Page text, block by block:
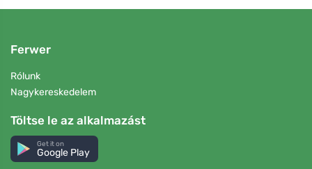
Ferwer
Rólunk
Nagykereskedelem
Töltse le az alkalmazást
Get it on
Google Play